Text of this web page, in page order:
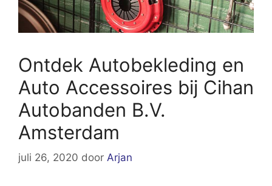
Ontdek Autobekleding en
Auto Accessoires bij Cihan
Autobanden B.V.
Amsterdam
juli 26, 2020 door Arjan